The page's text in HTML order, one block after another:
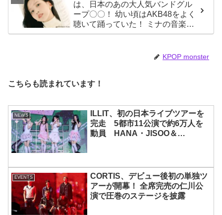
は、日本のあの大人気バンドグル
ープ〇〇！ 幼い頃はAKB48をよく
聴いて踊っていた！ ミナの音楽の
趣味が明らかに
KPOP monster
こちらも読まれています！
NEWS
ILLIT、初の日本ライブツアーを
完走 5都市11公演で約6万人を
動員 HANA・JISOO＆
EVENTS
CORTIS、デビュー後初の単独ツ
アーが開幕！ 全席完売の仁川公
演で圧巻のステージを披露